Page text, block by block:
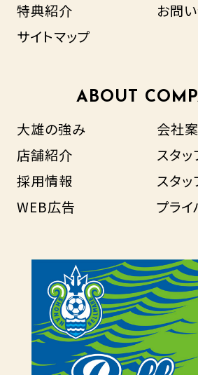
特典紹介
お問
サイトマップ
ABOUT
大雄の強み
会社
店舗紹介
スタ
採用情報
スタ
WEB広告
プラ